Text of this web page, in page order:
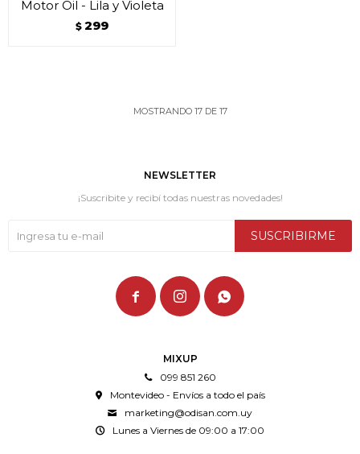
Motor Oil - Lila y Violeta
$ 299
MOSTRANDO 17DE 17
MIXUP
099 851 260
Montevideo - Envíos a todo el país
marketing@odisan.com.uy
Lunes a Viernes de 09:00 a 17:00
NEWSLETTER
¡Suscribite y recibí todas nuestras novedades!
SUSCRIBIRME
  